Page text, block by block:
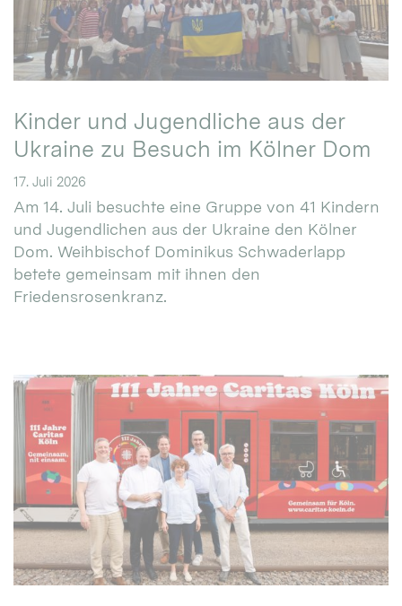
Kinder und Jugendliche aus der
Ukraine zu Besuch im Kölner Dom
17. Juli 2026
Am 14. Juli besuchte eine Gruppe von 41 Kindern
und Jugendlichen aus der Ukraine den Kölner
Dom. Weihbischof Dominikus Schwaderlapp
betete gemeinsam mit ihnen den
Friedensrosenkranz.